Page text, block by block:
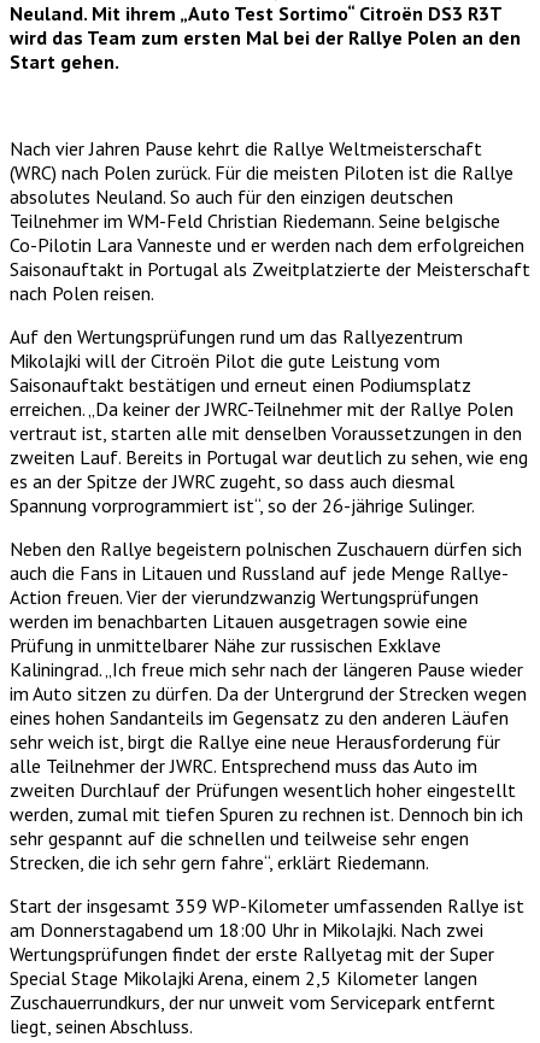
Neuland. Mit ihrem „Auto Test Sortimo“ Citroën DS3 R3T
wird das Team zum ersten Mal bei der Rallye Polen an den
Start gehen.
Nach vier Jahren Pause kehrt die Rallye Weltmeisterschaft
(WRC) nach Polen zurück. Für die meisten Piloten ist die Rallye
absolutes Neuland. So auch für den einzigen deutschen
Teilnehmer im WM-Feld Christian Riedemann. Seine belgische
Co-Pilotin Lara Vanneste und er werden nach dem erfolgreichen
Saisonauftakt in Portugal als Zweitplatzierte der Meisterschaft
nach Polen reisen.
Auf den Wertungsprüfungen rund um das Rallyezentrum
Mikolajki will der Citroën Pilot die gute Leistung vom
Saisonauftakt bestätigen und erneut einen Podiumsplatz
erreichen. „Da keiner der JWRC-Teilnehmer mit der Rallye Polen
vertraut ist, starten alle mit denselben Voraussetzungen in den
zweiten Lauf. Bereits in Portugal war deutlich zu sehen, wie eng
es an der Spitze der JWRC zugeht, so dass auch diesmal
Spannung vorprogrammiert ist“, so der 26-jährige Sulinger.
Neben den Rallye begeistern polnischen Zuschauern dürfen sich
auch die Fans in Litauen und Russland auf jede Menge Rallye-
Action freuen. Vier der vierundzwanzig Wertungsprüfungen
werden im benachbarten Litauen ausgetragen sowie eine
Prüfung in unmittelbarer Nähe zur russischen Exklave
Kaliningrad. „Ich freue mich sehr nach der längeren Pause wieder
im Auto sitzen zu dürfen. Da der Untergrund der Strecken wegen
eines hohen Sandanteils im Gegensatz zu den anderen Läufen
sehr weich ist, birgt die Rallye eine neue Herausforderung für
alle Teilnehmer der JWRC. Entsprechend muss das Auto im
zweiten Durchlauf der Prüfungen wesentlich hoher eingestellt
werden, zumal mit tiefen Spuren zu rechnen ist. Dennoch bin ich
sehr gespannt auf die schnellen und teilweise sehr engen
Strecken, die ich sehr gern fahre“, erklärt Riedemann.
Start der insgesamt 359 WP-Kilometer umfassenden Rallye ist
am Donnerstagabend um 18:00 Uhr in Mikolajki. Nach zwei
Wertungsprüfungen findet der erste Rallyetag mit der Super
Special Stage Mikolajki Arena, einem 2,5 Kilometer langen
Zuschauerrundkurs, der nur unweit vom Servicepark entfernt
liegt, seinen Abschluss.